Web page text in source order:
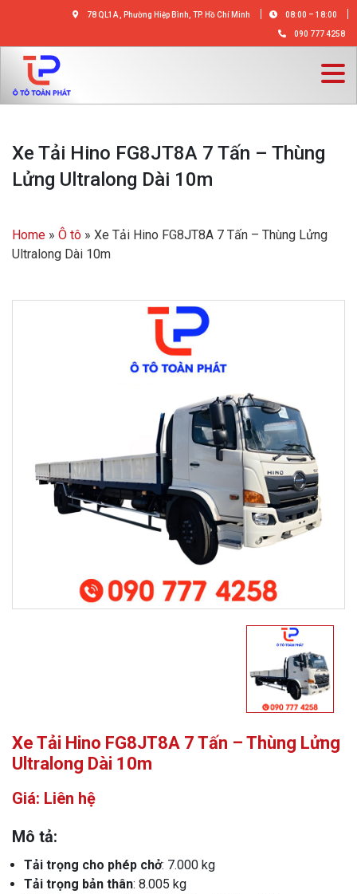
78 QL1A , Phường Hiệp Bình, TP. Hồ Chí Minh 08:00 – 18:00
090 777 4258
Xe Tải Hino FG8JT8A 7 Tấn – Thùng
Lửng Ultralong Dài 10m
Home » Ô tô » Xe Tải Hino FG8JT8A 7 Tấn – Thùng Lửng
Ultralong Dài 10m
Xe Tải Hino FG8JT8A 7 Tấn – Thùng Lửng
Ultralong Dài 10m
Giá: Liên hệ
Mô tả:
Tải trọng cho phép chở: 7.000 kg
Tải trọng bản thân: 8.005 kg